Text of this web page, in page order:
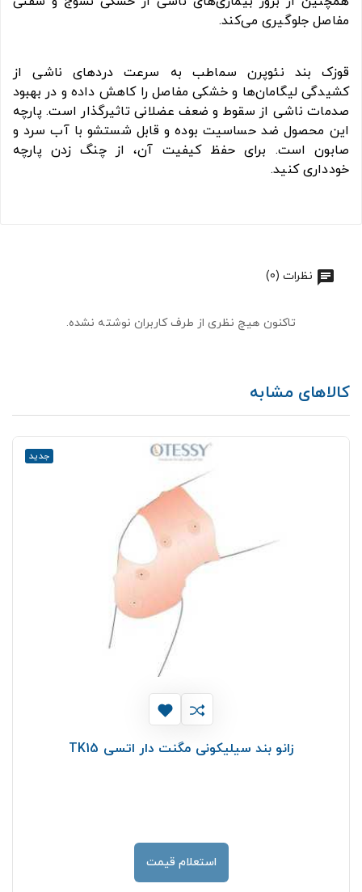
مفاصل جلوگیری می‌کند.
قوزک بند نئوپرن سماطب به سرعت دردهای ناشی از
کشیدگی لیگامان‌ها و خشکی مفاصل را کاهش داده و در بهبود
صدمات ناشی از سقوط و ضعف عضلانی تاثیرگذار است. پارچه
این محصول ضد حساسیت بوده و قابل شستشو با آب سرد و
صابون است. برای حفظ کیفیت آن، از چنگ زدن پارچه
خودداری کنید.
نظرات (0)
تاکنون هیچ نظری از طرف کاربران نوشته نشده.
کالاهای مشابه
جدید
زانو بند سیلیکونی مگنت دار اتسی TK15
استعلام قیمت